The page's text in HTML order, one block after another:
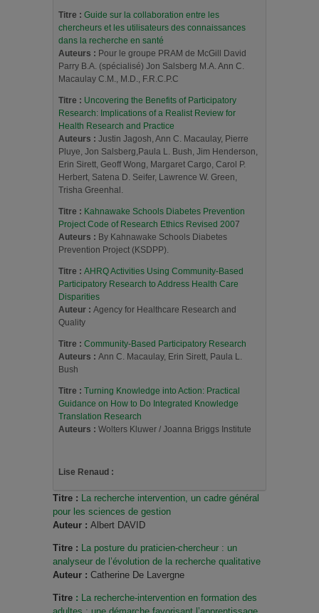
Titre : Guide sur la collaboration entre les
chercheurs et les utilisateurs des connaissances
dans la recherche en santé
Auteurs : Pour le groupe PRAM de McGill David
Parry B.A. (spécialisé) Jon Salsberg M.A. Ann C.
Macaulay C.M., M.D., F.R.C.P.C
Titre : Uncovering the Benefits of Participatory
Research: Implications of a Realist Review for
Health Research and Practice
Auteurs : Justin Jagosh, Ann C. Macaulay, Pierre
Pluye, Jon Salsberg,Paula L. Bush, Jim Henderson,
Erin Sirett, Geoff Wong, Margaret Cargo, Carol P.
Herbert, Satena D. Seifer, Lawrence W. Green,
Trisha Greenhal.
Titre : Kahnawake Schools Diabetes Prevention
Project Code of Research Ethics Revised 2007
Auteurs : By Kahnawake Schools Diabetes
Prevention Project (KSDPP).
Titre : AHRQ Activities Using Community-Based
Participatory Research to Address Health Care
Disparities
Auteur : Agency for Healthcare Research and
Quality
Titre : Community-Based Participatory Research
Auteurs : Ann C. Macaulay, Erin Sirett, Paula L.
Bush
Titre : Turning Knowledge into Action: Practical
Guidance on How to Do Integrated Knowledge
Translation Research
Auteurs : Wolters Kluwer / Joanna Briggs Institute
Lise Renaud :
Titre : La recherche intervention, un cadre général
pour les sciences de gestion
Auteur : Albert DAVID
Titre : La posture du praticien-chercheur : un
analyseur de l’évolution de la recherche qualitative
Auteur : Catherine De Lavergne
Titre : La recherche-intervention en formation des